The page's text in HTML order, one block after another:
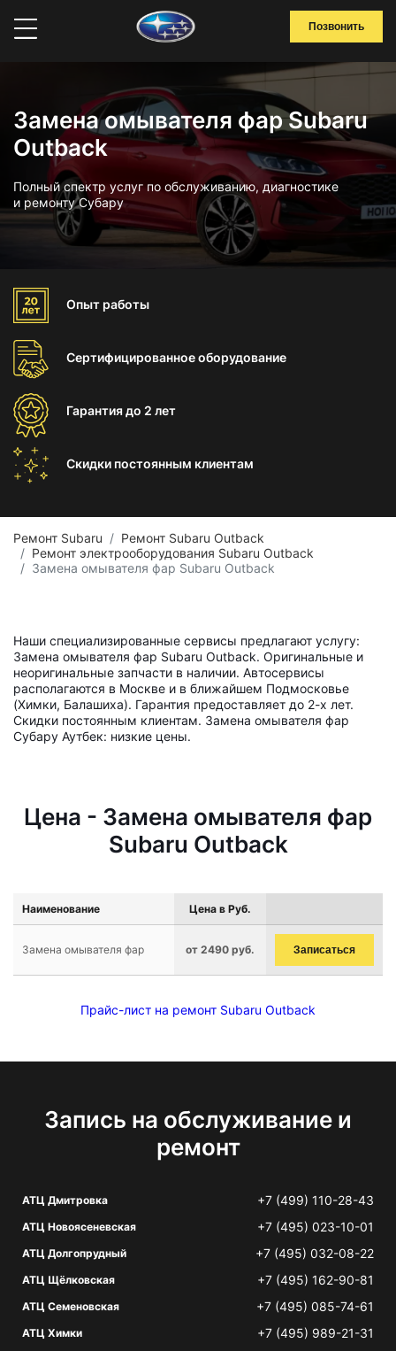
Позвонить
Замена омывателя фар Subaru
Outback
Полный спектр услуг по обслуживанию, диагностике
и ремонту Субару
Опыт работы
Сертифицированноеоборудование
Гарантиядо 2 лет
Скидки постоянным клиентам
Ремонт Subaru
Ремонт Subaru Outback
Ремонт электрооборудования Subaru Outback
Замена омывателя фар Subaru Outback
Наши специализированные сервисы предлагают услугу:
Замена омывателя фар Subaru Outback. Оригинальные и
неоригинальные запчасти в наличии. Автосервисы
располагаются в Москве и в ближайшем Подмосковье
(Химки, Балашиха). Гарантия предоставляет до 2-х лет.
Скидки постоянным клиентам. Замена омывателя фар
Субару Аутбек: низкие цены.
Цена - Замена омывателя фар
Subaru Outback
Наименование Цена в Руб.
Замена омывателя фар от 2490 руб. Записаться
Прайс-лист на ремонт Subaru Outback
Запись на обслуживание и
ремонт
АТЦ Дмитровка +7 (499) 110-28-43
АТЦ Новоясеневская +7 (495) 023-10-01
АТЦ Долгопрудный +7 (495) 032-08-22
АТЦ Щёлковская +7 (495) 162-90-81
АТЦ Семеновская +7 (495) 085-74-61
АТЦ Химки +7 (495) 989-21-31